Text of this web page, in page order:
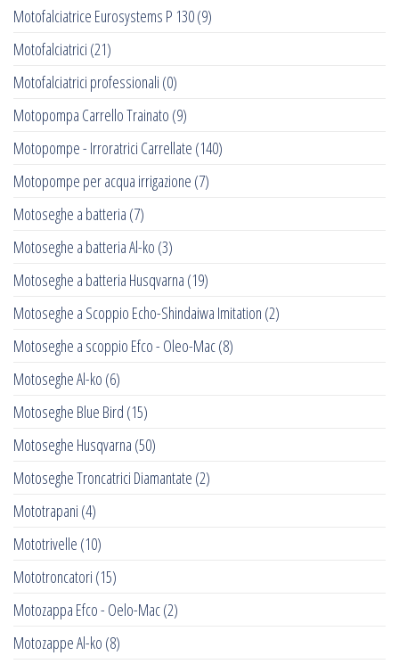
Motofalciatrice Eurosystems P 130(9)
Motofalciatrici (21)
Motofalciatrici professionali (0)
Motopompa Carrello Trainato (9)
Motopompe - Irroratrici Carrellate (140)
Motopompe per acqua irrigazione (7)
Motoseghe a batteria (7)
Motoseghe a batteria Al-ko (3)
Motoseghe a batteria Husqvarna (19)
Motoseghe a Scoppio Echo-Shindaiwa Imitation (2)
Motoseghe a scoppio Efco - Oleo-Mac(8)
Motoseghe Al-ko (6)
Motoseghe Blue Bird (15)
Motoseghe Husqvarna (50)
Motoseghe Troncatrici Diamantate (2)
Mototrapani (4)
Mototrivelle (10)
Mototroncatori (15)
Motozappa Efco - Oelo-Mac(2)
Motozappe Al-ko (8)